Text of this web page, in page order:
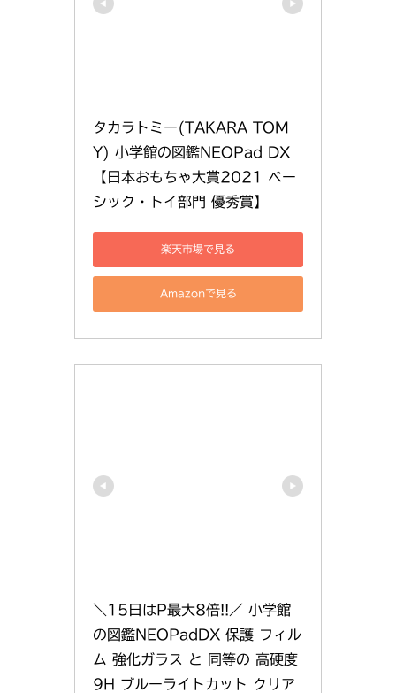
タカラトミー(TAKARA TOM
Y) 小学館の図鑑NEOPad DX
【日本おもちゃ大賞2021 ベー
シック・トイ部門 優秀賞】
楽天市場で見る
Amazonで見る
＼15日はP最大8倍!!／ 小学館
の図鑑NEOPadDX 保護 フィル
ム 強化ガラス と 同等の 高硬度
9H ブルーライトカット クリア